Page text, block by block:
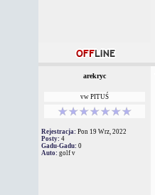
arekryc
vw PITUŚ
Rejestracja: Pon 19 Wrz, 2022
Posty: 4
Gadu-Gadu: 0
Auto: golf v